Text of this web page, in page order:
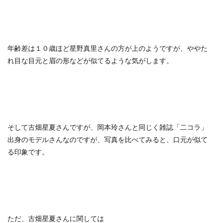
年齢差は１０歳ほど星野真里さんの方が上のようですが、ややた
れ目な目元と眉の形などが似てるような気がします。
そして古畑星夏さんですが、岡本玲さんと同じく雑誌「二コラ」
出身のモデルさんなのですが、写真を比べてみると、口元が似て
る印象です。
ただ、古畑星夏さんに関しては